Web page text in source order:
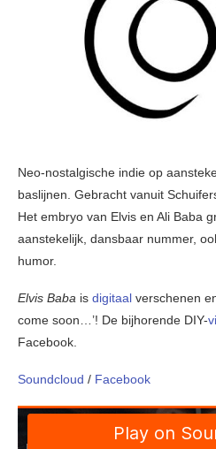
Neo-nostalgische indie op
baslijnen. Gebracht vanuit
Het embryo van Elvis en Ali Baba
aanstekelijk, dansbaar nummer,
humor.
Elvis Baba is digitaal verschenen
come soon…’! De bijhorende DIY-
Facebook.
Soundcloud / Facebook